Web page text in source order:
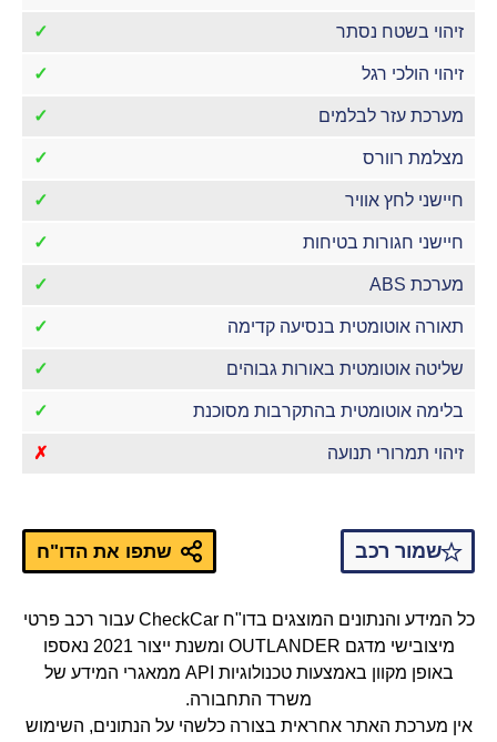
זיהוי בשטח נסתר ✓
זיהוי הולכי רגל ✓
מערכת עזר לבלמים ✓
מצלמת רוורס ✓
חיישני לחץ אוויר ✓
חיישני חגורות בטיחות ✓
מערכת ABS ✓
תאורה אוטומטית בנסיעה קדימה ✓
שליטה אוטומטית באורות גבוהים ✓
בלימה אוטומטית בהתקרבות מסוכנת ✓
זיהוי תמרורי תנועה ✗
שמור רכב שתפו את הדו"ח
כל המידע והנתונים המוצגים בדו"ח CheckCar עבור רכב פרטי
מיצובישי מדגם OUTLANDER ומשנת ייצור 2021 נאספו
באופן מקוון באמצעות טכנולוגיות API ממאגרי המידע של
משרד התחבורה.
אין מערכת האתר אחראית בצורה כלשהי על הנתונים, השימוש